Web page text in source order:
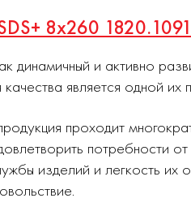
8х260
динамичный и активно
является одной их
проходит
потребности
изделий и легкость